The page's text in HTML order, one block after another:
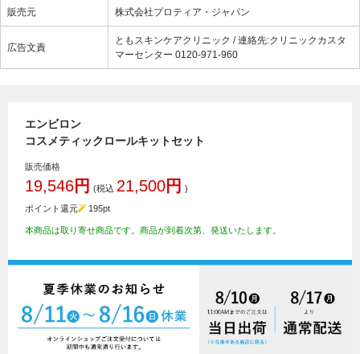
販売元 株式会社プロティア・ジャパン
広告文責
ともスキンケアクリニック / 連絡先:クリニックカスタ
マーセンター 0120-971-960
エンビロン
コスメティックロールキットセット
販売価格
19,546円 (税込 21,500円 )
ポイント還元 195pt
本商品は取り寄せ商品です。商品が到着次第、発送いたします。